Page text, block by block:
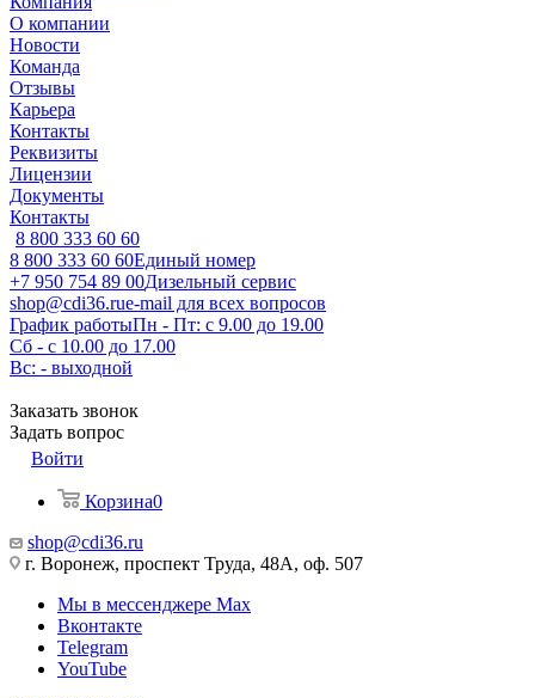
О компании
Новости
Команда
Отзывы
Карьера
Контакты
Реквизиты
Лицензии
Документы
Контакты
8 800 333 60 60
8 800 333 60 60Единый номер
+7 950 754 89 00Дизельный сервис
shop@cdi36.rue-mail для всех вопросов
График работыПн - Пт: с 9.00 до 19.00
Сб - с 10.00 до 17.00
Вс: - выходной
Заказать звонок
Задать вопрос
Войти
Корзина0
shop@cdi36.ru
г. Воронеж, проспект Труда, 48А, оф. 507
Мы в мессенджере Max
Вконтакте
Telegram
YouTube